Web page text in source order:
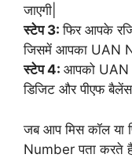
जाएगी|
स्टेप 3:फिर आपके
जिसमें आपका UAN
स्टेप 4: आपको UAN
डिजिट और पीएफ
जब आप मिस कॉल या
Number पता करते